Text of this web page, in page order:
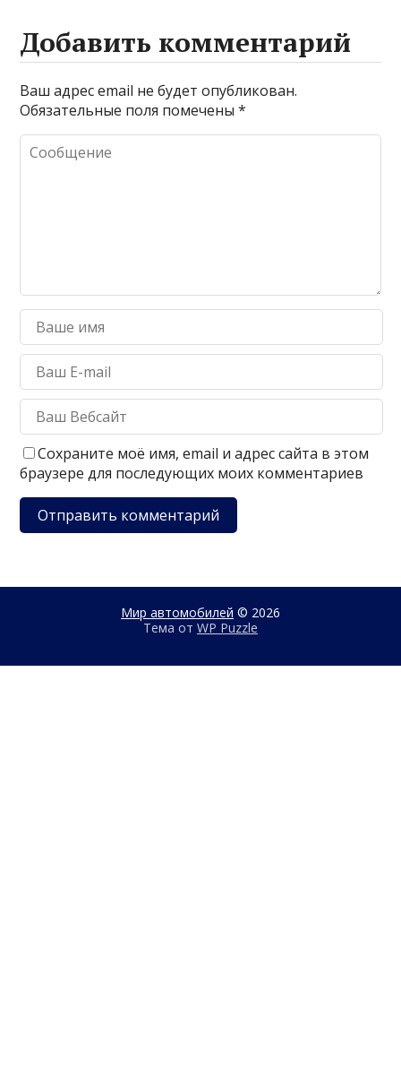
Добавить комментарий
Ваш адрес email не будет опубликован.
Обязательные поля помечены*
Сохраните моё имя, email и адрес сайта в этом
браузере для последующих моих комментариев
Мир автомобилей © 2026
Тема от WP Puzzle